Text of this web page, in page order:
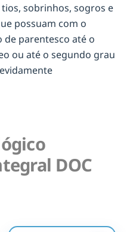
sobrinhos, sogros e
possuam com o
parentesco até o
ou até o segundo grau
DOC